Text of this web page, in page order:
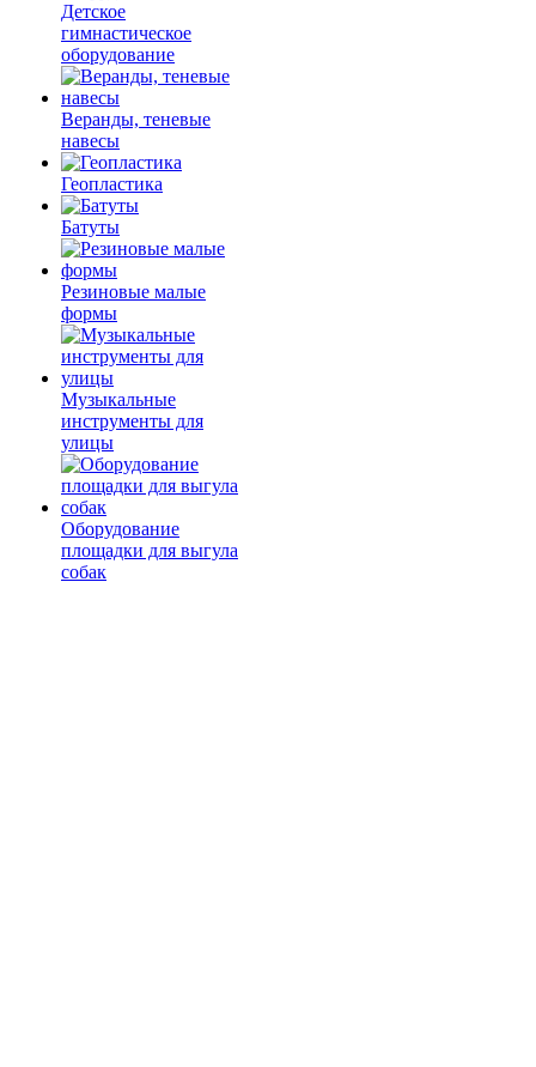
Детское
гимнастическое
оборудование
Веранды, теневые
навесы
Геопластика
Батуты
Резиновые малые
формы
Музыкальные
инструменты для
улицы
Оборудование
площадки для выгула
собак